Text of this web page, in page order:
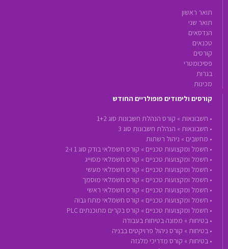
תואר ראשון
תואר שני
הנדסאים
טכנאים
קורסים
פסיכומטרי
בגרות
מכינות
קורסים ולימודים פופולריים החודש
• חשבונאות » קורס הנהלת חשבונות סוג 1+2
• חשבונאות » הנהלת חשבונות סוג 3
• מחשבים » ניהול רשתות
• חשמל ומקצועות טכניים » קורס חשמלאי בודק סוג 1 ו-2
• חשמל ומקצועות טכניים » קורס חשמלאי מסוייג
• חשמל ומקצועות טכניים » קורס חשמלאי מעשי
• חשמל ומקצועות טכניים » קורס חשמלאי מוסמך
• חשמל ומקצועות טכניים » קורס חשמלאי ראשי
• חשמל ומקצועות טכניים » קורס חשמלאי מתח גבוה
• חשמל ומקצועות טכניים » קורס בקרים מתוכנתים PLC
• בטיחות » ממונה בטיחות בעבודה
• בטיחות » קורס ניהול פרויקטים בבניה
• בטיחות » קורס מדריכי מלגזה